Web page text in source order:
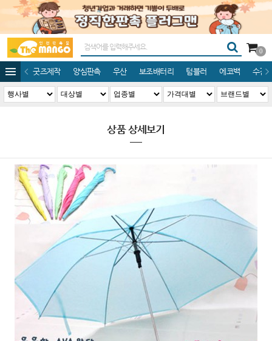
0
굿즈제작 양심판촉 우산 보조배터리 텀블러 에코백 수건/
상품 상세보기